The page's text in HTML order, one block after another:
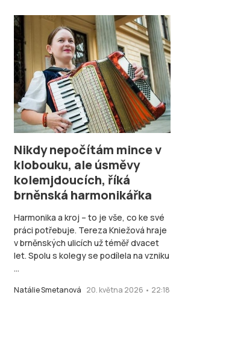
Nikdy nepočítám mince v
klobouku, ale úsměvy
kolemjdoucích, říká
brněnská harmonikářka
Harmonika a kroj – to je vše, co ke své
práci potřebuje. Tereza Kniežová hraje
v brněnských ulicích už téměř dvacet
let. Spolu s kolegy se podílela na vzniku
...
Natálie Smetanová 20. května 2026 • 22:18